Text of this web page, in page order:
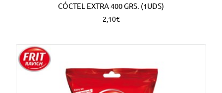
CÓCTEL EXTRA 400 GRS. (1UDS)
2,10€